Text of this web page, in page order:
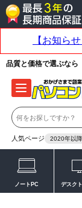
品質と価格で選ぶなら
人気ページ 2020年以
ノートPC デスク